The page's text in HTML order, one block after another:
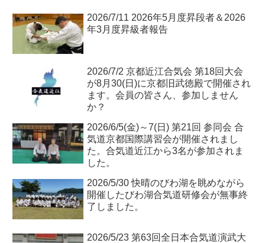
2026/7/11 2026年5月度昇段者＆2026
年3月度昇級者報告
2026/7/2 京都近江合気会 第18回大会
が8月30(日)に京都旧武徳殿で開催され
ます。会員の皆さん、参加しません
か？
2026/6/5(金)～7(日) 第21回 参同会 合
気道京都国際講習会が開催されまし
た。合気道近江から3名が参加されま
した。
2026/5/30 快晴のびわ湖を眺めながら
開催したびわ湖合気道研修会が無事終
了しました。
2026/5/23 第63回全日本合気道演武大